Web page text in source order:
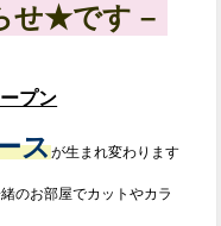
せ★です –
プン
スが生まれ変わります
のお部屋でカットやカラ